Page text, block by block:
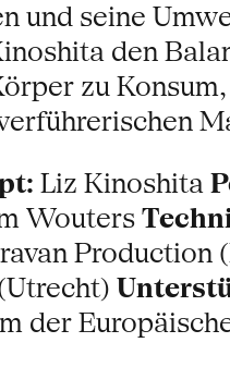
und seine
den
zu
Liz Kinoshita
Wouters
Production
der